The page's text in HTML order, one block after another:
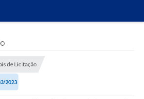
de Licitação
2023